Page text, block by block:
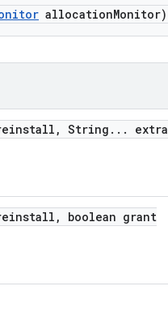
allocationMonitor)
, String . . .
extra
,
boolean grant